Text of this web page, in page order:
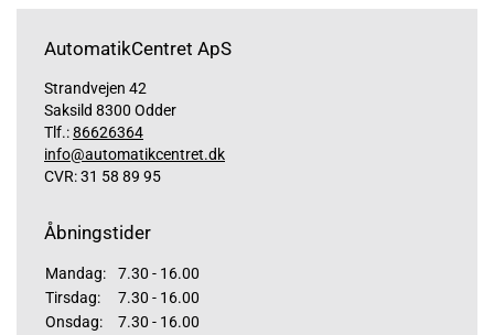
AutomatikCentret ApS
Strandvejen 42
Saksild 8300 Odder
Tlf.:86626364
info@automatikcentret.dk
CVR: 31 58 89 95
Åbningstider
Mandag:
7.30 - 16.00
Tirsdag:
7.30 - 16.00
Onsdag:
7.30 - 16.00